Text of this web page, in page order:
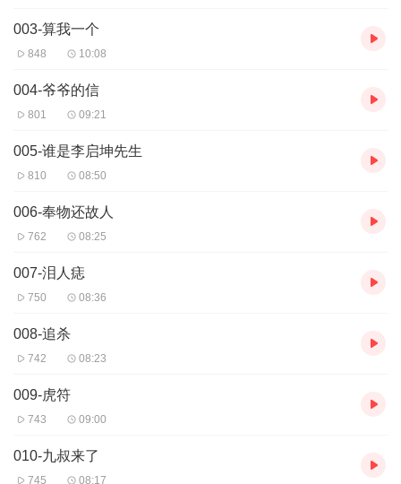
003-算我一个
848 10:08
004-爷爷的信
801 09:21
005-谁是李启坤先生
810 08:50
006-奉物还故人
762 08:25
007-泪人痣
750 08:36
008-追杀
742 08:23
009-虎符
743 09:00
010-九叔来了
745 08:17